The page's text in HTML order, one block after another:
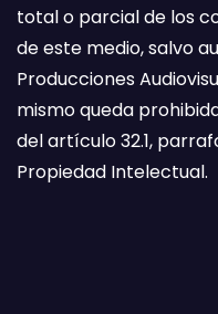
total o parcial de los
de este medio, salvo
Producciones
mismo queda
del artículo 32.1,
Propiedad Intelectual.